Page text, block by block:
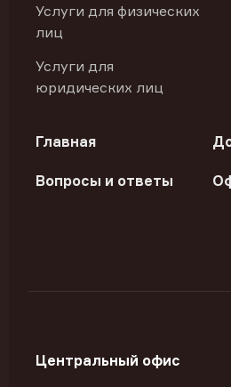
Услуги для физических
лиц
Услуги для
юридических лиц
Главная
Вопросы и ответы
Центральный офис